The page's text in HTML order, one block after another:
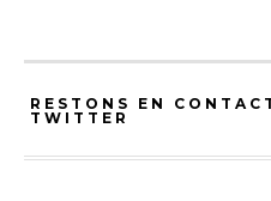
RESTONS EN
TWITTER